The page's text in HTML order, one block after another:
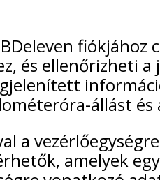
fiókjához
és ellenőrizheti a
állást és
a
amelyek